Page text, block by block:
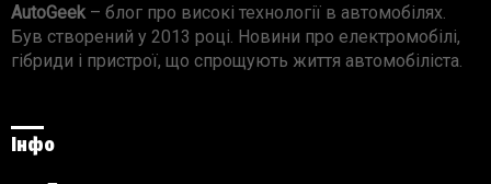
AutoGeek– блог про високі технології в автомобілях.
Був створений у 2013 році. Новини про електромобілі,
гібриди і пристрої, що спрощують життя автомобіліста.
Інфо